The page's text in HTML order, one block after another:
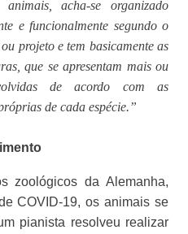
acha-se organizado
e funcionalmente segundo o
projeto e tem basicamente as
que se apresentam mais ou
de acordo com as
de cada espécie.”
zoológicos da Alemanha,
COVID-19, os animais se
pianista resolveu realizar